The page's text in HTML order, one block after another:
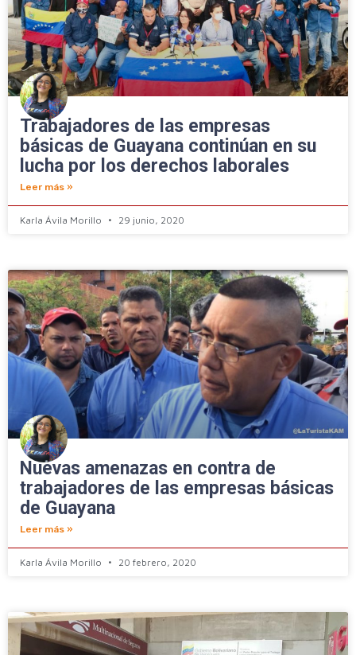
Trabajadores de las empresas
básicas de Guayana continúan en su
lucha por los derechos laborales
Leer más »
Karla Ávila Morillo 29 junio, 2020
Nuevas amenazas en contra de
trabajadores de las empresas básicas
de Guayana
Leer más »
Karla Ávila Morillo 20 febrero, 2020